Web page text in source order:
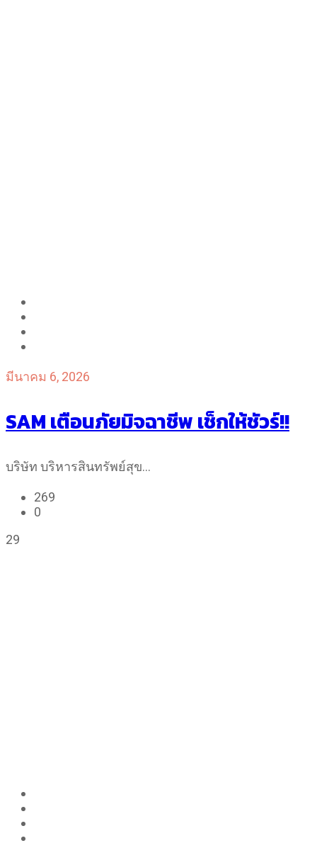
มีนาคม 6, 2026
SAM เตือนภัยมิจฉาชีพ เช็กให้ชัวร์!!
บริษัท บริหารสินทรัพย์สุข…
269
0
29